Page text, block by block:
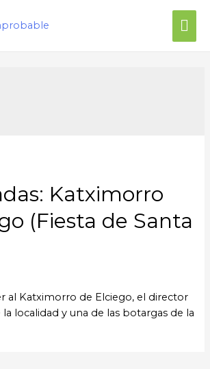
Katximorro
(Fiesta de Santa
al Katximorro de Elciego, el director
la localidad y una de las botargas de la